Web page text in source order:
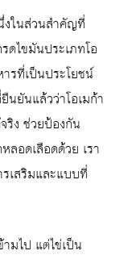
งในส่วนสำคัญที่
ดไขมันประเภทโอ
รที่เป็นประโยชน์
ยันแล้วว่าโอเมก้า
ริง ช่วยป้องกัน
ลอดเลือดด้วย เรา
เสริมและแบบที่
มไป แต่ไข่เป็น